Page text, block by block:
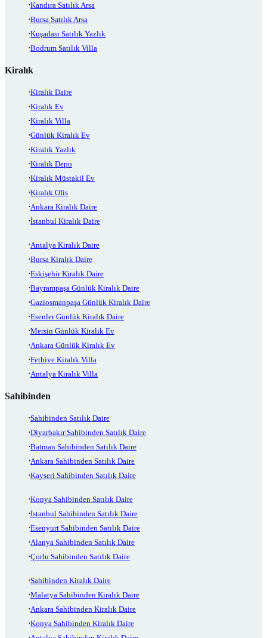
Kandıra Satılık Arsa
Bursa Satılık Arsa
Kuşadası Satılık Yazlık
Bodrum Satılık Villa
Kiralık
Kiralık Daire
Kiralık Ev
Kiralık Villa
Günlük Kiralık Ev
Kiralık Yazlık
Kiralık Depo
Kiralık Müstakil Ev
Kiralık Ofis
Ankara Kiralık Daire
İstanbul Kiralık Daire
Antalya Kiralık Daire
Bursa Kiralık Daire
Eskişehir Kiralık Daire
Bayrampaşa Günlük Kiralık Daire
Gaziosmanpaşa Günlük Kiralık Daire
Esenler Günlük Kiralık Daire
Mersin Günlük Kiralık Ev
Ankara Günlük Kiralık Ev
Fethiye Kiralık Villa
Antalya Kiralık Villa
Sahibinden
Sahibinden Satılık Daire
Diyarbakır Sahibinden Satılık Daire
Batman Sahibinden Satılık Daire
Ankara Sahibinden Satılık Daire
Kayseri Sahibinden Satılık Daire
Konya Sahibinden Satılık Daire
İstanbul Sahibinden Satılık Daire
Esenyurt Sahibinden Satılık Daire
Alanya Sahibinden Satılık Daire
Çorlu Sahibinden Satılık Daire
Sahibinden Kiralık Daire
Malatya Sahibinden Kiralık Daire
Ankara Sahibinden Kiralık Daire
Konya Sahibinden Kiralık Daire